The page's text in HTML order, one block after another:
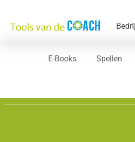
E-Books Spellen